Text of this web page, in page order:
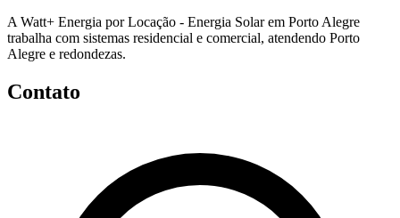
A Watt+ Energia por Locação - Energia Solar em Porto Alegre
trabalha com sistemas residencial e comercial, atendendo Porto
Alegre e redondezas.
Contato